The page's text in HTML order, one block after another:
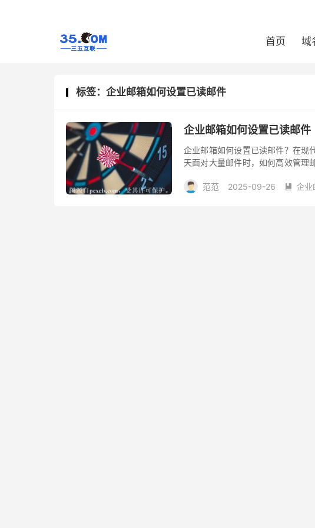
首页 域
标签：企业邮箱如何设置已读邮件
企业邮箱如何设置已读邮件
企业邮箱如何设置已读邮件？在现
天面对大量邮件时，如何高效管理
踪和处理邮件内容。本文将介绍如
范范 2025-09-26  企业